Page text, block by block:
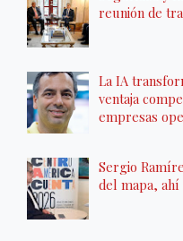
reunión de
La IA
ventaja
empresas
Sergio
del mapa, ahí